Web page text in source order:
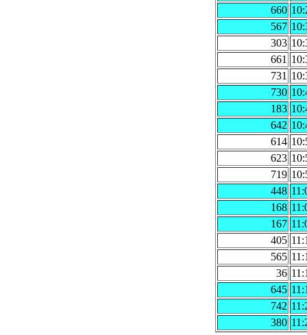
660
567
303
661
731
730
183
642
614
623
719
448
168
167
405
565
36
645
742
380